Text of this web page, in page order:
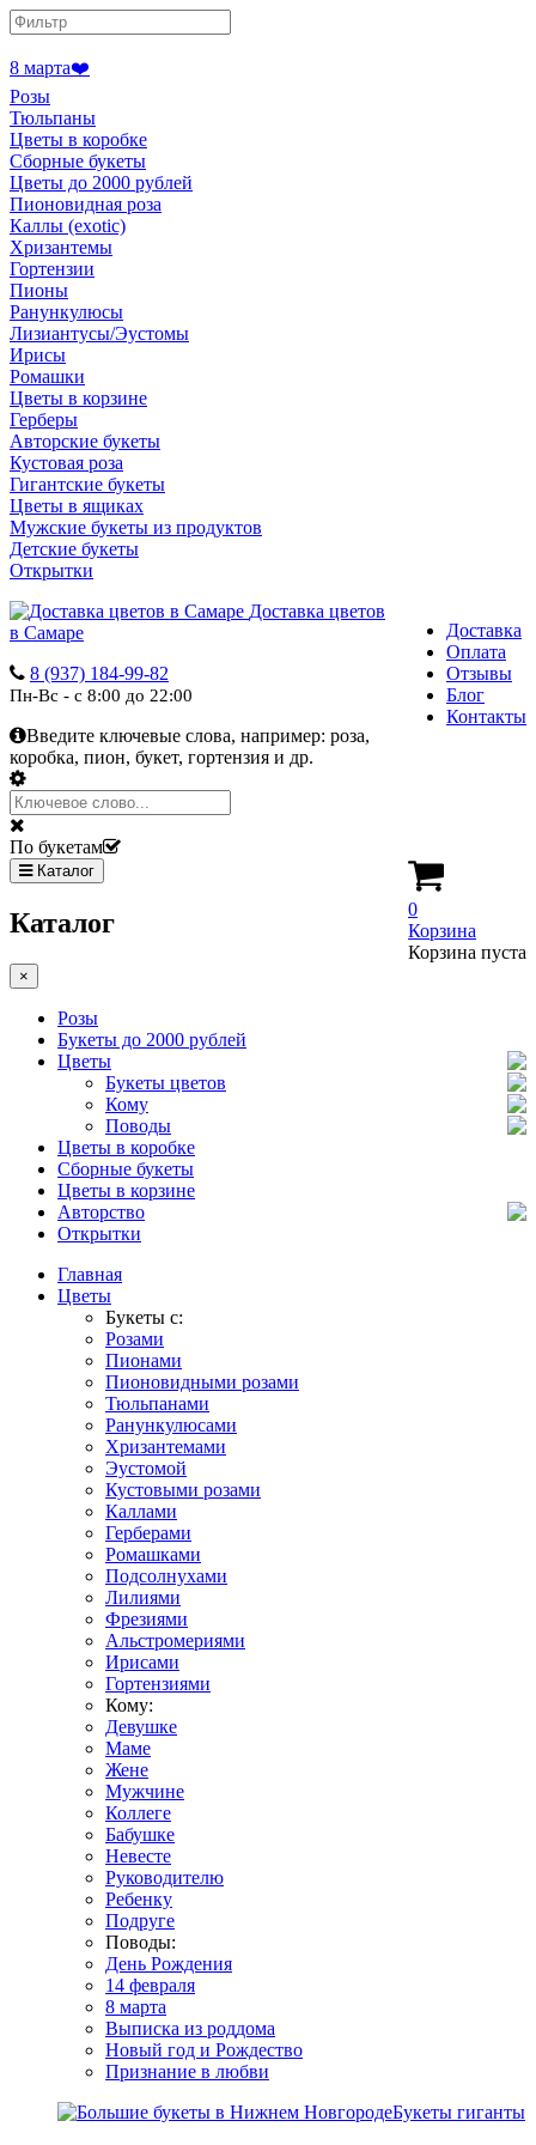
8 марта❤️
Розы
Тюльпаны
Цветы в коробке
Сборные букеты
Цветы до 2000 рублей
Пионовидная роза
Каллы (exotic)
Хризантемы
Гортензии
Пионы
Ранункулюсы
Лизиантусы/Эустомы
Ирисы
Ромашки
Цветы в корзине
Герберы
Авторские букеты
Кустовая роза
Гигантские букеты
Цветы в ящиках
Мужские букеты из продуктов
Детские букеты
Открытки
Доставка
Оплата
Отзывы
Блог
Контакты
Доставка цветов
в Самаре
8 (937) 184-99-82
Пн-Вс - с 8:00 до 22:00
Введите ключевые слова, например: роза,
коробка, пион, букет, гортензия и др.
По букетам
0
Корзина
Корзина пуста
Каталог
Каталог
×
Розы
Букеты до 2000 рублей
Цветы
Букеты цветов
Кому
Поводы
Цветы в коробке
Сборные букеты
Цветы в корзине
Авторство
Открытки
Главная
Цветы
Букеты с:
Розами
Пионами
Пионовидными розами
Тюльпанами
Ранункулюсами
Хризантемами
Эустомой
Кустовыми розами
Каллами
Герберами
Ромашками
Подсолнухами
Лилиями
Фрезиями
Альстромериями
Ирисами
Гортензиями
Кому:
Девушке
Маме
Жене
Мужчине
Коллеге
Бабушке
Невесте
Руководителю
Ребенку
Подруге
Поводы:
День Рождения
14 февраля
8 марта
Выписка из роддома
Новый год и Рождество
Признание в любви
Букеты гиганты